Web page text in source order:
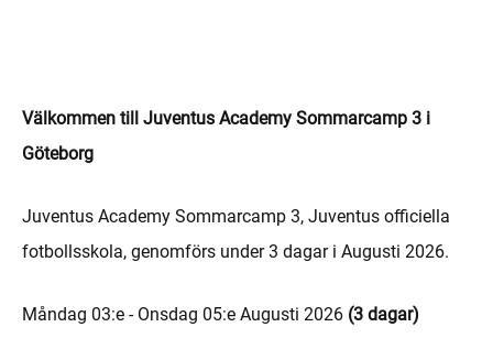
Välkommen till Juventus Academy Sommarcamp 3 i
Göteborg
Juventus Academy Sommarcamp 3, Juventus officiella
fotbollsskola, genomförs under 3 dagar i Augusti 2026.
Måndag 03:e - Onsdag 05:e Augusti 2026 (3 dagar)